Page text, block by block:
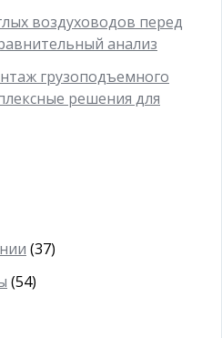
воздуховодов перед
анализ
грузоподъемного
решения для
(37)
(54)